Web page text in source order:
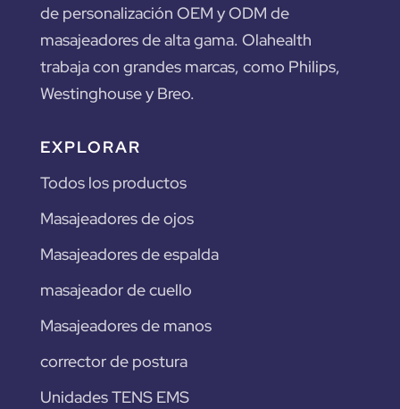
de personalización OEM y ODM de
masajeadores de alta gama. Olahealth
trabaja con grandes marcas, como Philips,
Westinghouse y Breo.
EXPLORAR
Todos los productos
Masajeadores de ojos
Masajeadores de espalda
masajeador de cuello
Masajeadores de manos
corrector de postura
Unidades TENS EMS